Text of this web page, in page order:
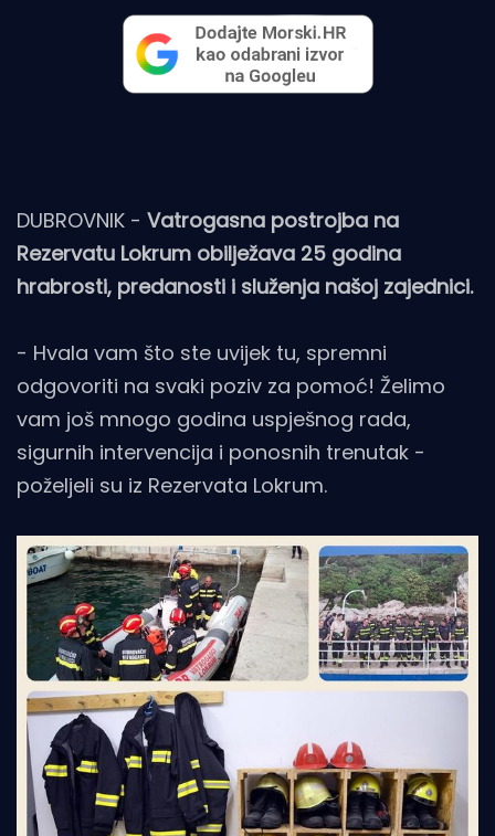
DUBROVNIK - Vatrogasna postrojba na
Rezervatu Lokrum obilježava 25 godina
hrabrosti, predanosti i služenja našoj zajednici.
- Hvala vam što ste uvijek tu, spremni
odgovoriti na svaki poziv za pomoć! Želimo
vam još mnogo godina uspješnog rada,
sigurnih intervencija i ponosnih trenutak -
poželjeli su iz Rezervata Lokrum.